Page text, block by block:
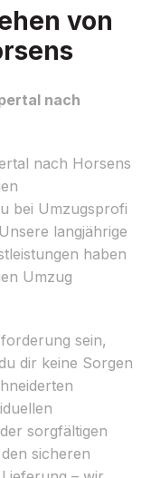
von
nach
nach Horsens
bei Umzugsprofi
langjährige
haben
Umzug
sein,
dir keine Sorgen
sorgfältigen
sicheren